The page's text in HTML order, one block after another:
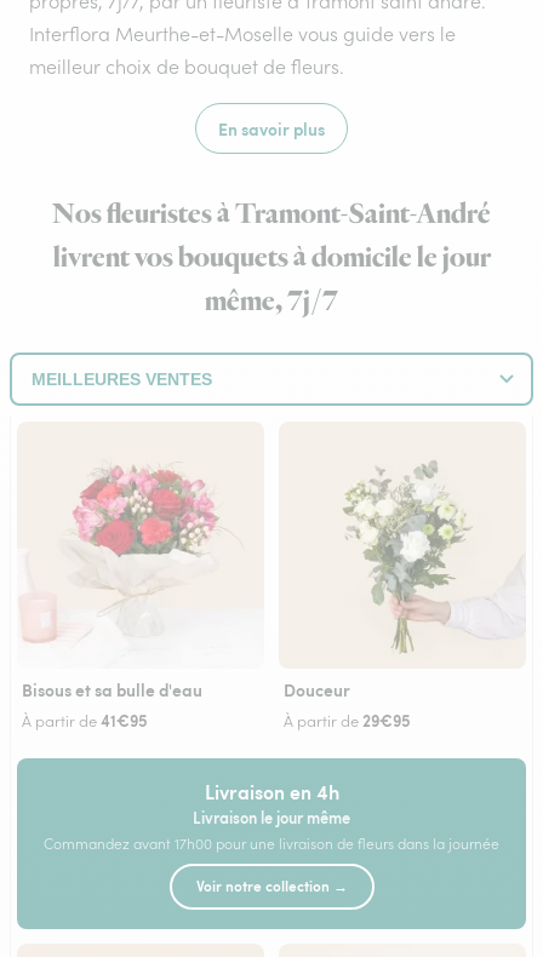
Interflora Meurthe-et-Moselle vous guide vers le
meilleur choix de bouquet de fleurs.
En savoir plus
Nos fleuristes à Tramont-Saint-André
livrent vos bouquets à domicile le jour
même, 7j/7
Bisous et sa bulle d'eau
À partir de41€95
Douceur
À partir de 29€95
Livraison en 4h
Livraison le jour même
Commandez avant 17h00 pour une livraison de fleurs dans la journée
Voir notre collection →